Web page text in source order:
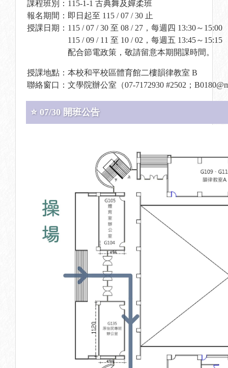
課程班別：115-1-1 古典舞及嬋柔班
報名期間：即日起至 115 / 07 / 30 止
授課日期：115 / 07 / 30 至 08 / 27，每週四 13:30～15:00
115 / 09 / 11 至 10 / 02，每週五 13:45～15:15
配合節電政策，敬請留意本期開課時間。
授課地點：本校和平校區體育館二樓韻律教室 B
聯絡窗口：文學院辦公室（07-7172930 #2502；
⭐ 07/30 開班公告